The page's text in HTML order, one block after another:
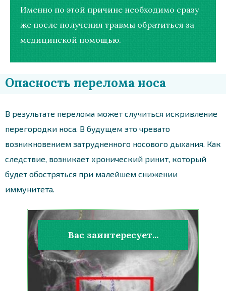
Именно по этой причине необходимо сразу
же после получения травмы обратиться за
медицинской помощью.
Опасность перелома носа
В результате перелома может случиться искривление
перегородки носа. В будущем это чревато
возникновением затрудненного носового дыхания. Как
следствие, возникает хронический ринит, который
будет обостряться при малейшем снижении
иммунитета.
Вас заинтересует...